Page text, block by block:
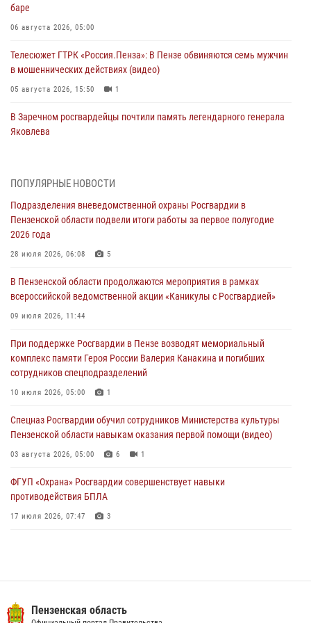
баре
06 августа 2026, 05:00
Телесюжет ГТРК «Россия.Пенза»: В Пензе обвиняются семь мужчин
в мошеннических действиях (видео)
05 августа 2026, 15:50 1
В Заречном росгвардейцы почтили память легендарного генерала
Яковлева
Сотрудники пензенского ОМОН «Страж» познакомили участников
05 августа 2026, 06:15
В Пензе сотрудники Росгвардии оказали помощь
дезориентированному пенсионеру
В Пензе при силовой поддержке Росгвардии пресечена
деятельность ОПГ, маскировавшейся под реабилитационный центр
04 августа 2026, 07:05 4
В Управлении Росгвардии по Пензенской области подвели итоги
работы за первое полугодие 2026 года
ПОПУЛЯРНЫЕ НОВОСТИ
Подразделения вневедомственной охраны Росгвардии в
Пензенской области подвели итоги работы за первое полугодие
2026 года
28 июля 2026, 06:08 5
В Пензенской области продолжаются мероприятия в рамках
всероссийской ведомственной акции «Каникулы с Росгвардией»
09 июля 2026, 11:44
При поддержке Росгвардии в Пензе возводят мемориальный
комплекс памяти Героя России Валерия Канакина и погибших
сотрудников спецподразделений
10 июля 2026, 05:00 1
Спецназ Росгвардии обучил сотрудников Министерства культуры
Пензенской области навыкам оказания первой помощи (видео)
03 августа 2026, 05:00 6 1
ФГУП «Охрана» Росгвардии совершенствует навыки
противодействия БПЛА
17 июля 2026, 07:47 3
Пензенский спецназ Росгвардии готовит студентов к окружному
этапу «Зарницы 2.0» (видео)
Пензенская область